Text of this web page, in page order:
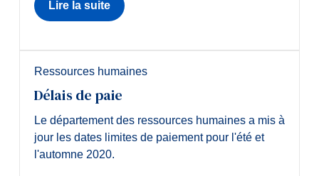
Lire la suite
Ressources humaines
Délais de paie
Le département des ressources humaines a mis à
jour les dates limites de paiement pour l'été et
l'automne 2020.